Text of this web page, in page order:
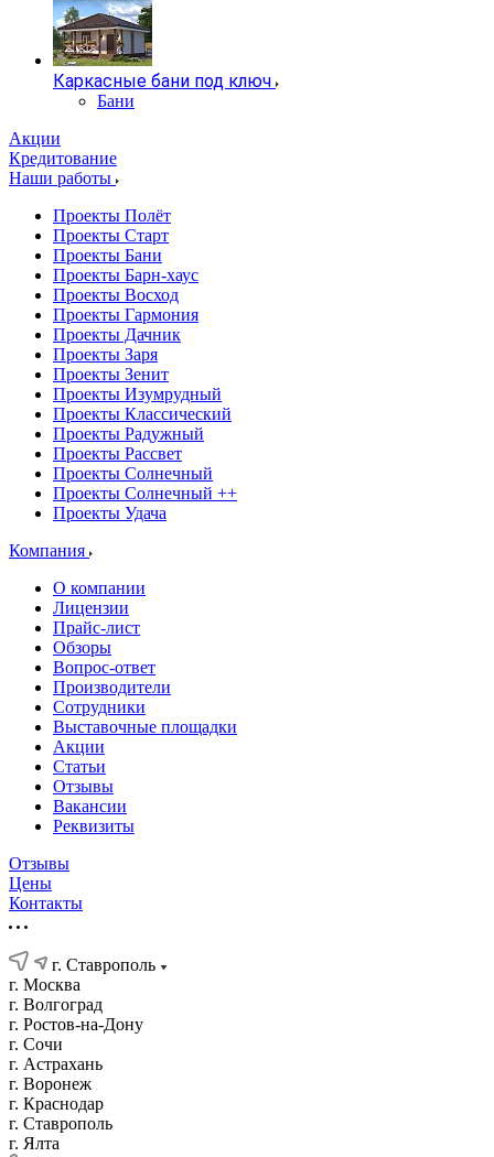
Каркасные бани под ключ
Бани
Акции
Кредитование
Наши работы
Проекты Полёт
Проекты Старт
Проекты Бани
Проекты Барн-хаус
Проекты Восход
Проекты Гармония
Проекты Дачник
Проекты Заря
Проекты Зенит
Проекты Изумрудный
Проекты Классический
Проекты Радужный
Проекты Рассвет
Проекты Солнечный
Проекты Солнечный ++
Проекты Удача
Компания
О компании
Лицензии
Прайс-лист
Обзоры
Вопрос-ответ
Производители
Сотрудники
Выставочные площадки
Акции
Статьи
Отзывы
Вакансии
Реквизиты
Отзывы
Цены
Контакты
г. Ставрополь
г. Москва
г. Волгоград
г. Ростов-на-Дону
г. Сочи
г. Астрахань
г. Воронеж
г. Краснодар
г. Ставрополь
г. Ялта